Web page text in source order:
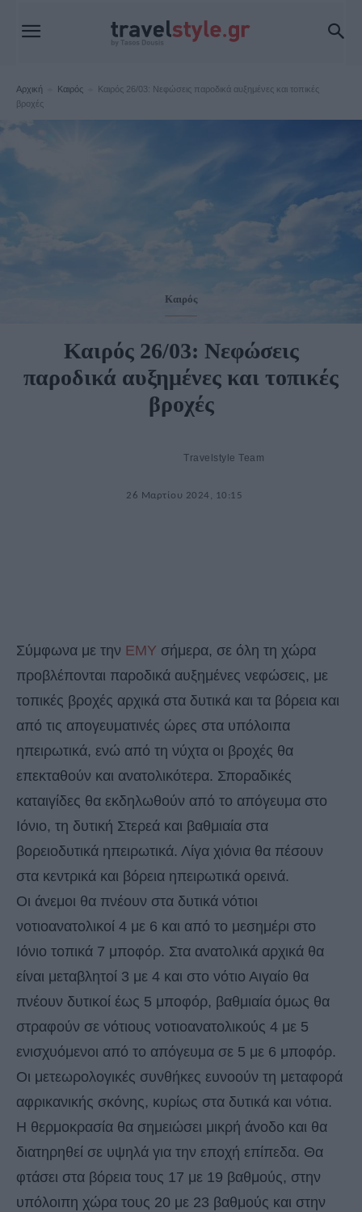
Αρχική Καιρός
Καιρός 26/03: Νεφώσεις παροδικά αυξημένες και τοπικές
βροχές
Καιρός
Καιρός 26/03: Νεφώσεις
παροδικά αυξημένες και τοπικές
βροχές
Travelstyle Team
26 Μαρτίου 2024, 10:15
Σύμφωνα με την ΕΜΥ σήμερα, σε όλη τη χώρα
προβλέπονται παροδικά αυξημένες νεφώσεις, με
τοπικές βροχές αρχικά στα δυτικά και τα βόρεια και
από τις απογευματινές ώρες στα υπόλοιπα
ηπειρωτικά, ενώ από τη νύχτα οι βροχές θα
επεκταθούν και ανατολικότερα. Σποραδικές
καταιγίδες θα εκδηλωθούν από το απόγευμα στο
Ιόνιο, τη δυτική Στερεά και βαθμιαία στα
βορειοδυτικά ηπειρωτικά. Λίγα χιόνια θα πέσουν
στα κεντρικά και βόρεια ηπειρωτικά ορεινά.
Οι άνεμοι θα πνέουν στα δυτικά νότιοι
νοτιοανατολικοί 4 με 6 και από το μεσημέρι στο
Ιόνιο τοπικά 7 μποφόρ. Στα ανατολικά αρχικά θα
είναι μεταβλητοί 3 με 4 και στο νότιο Αιγαίο θα
πνέουν δυτικοί έως 5 μποφόρ, βαθμιαία όμως θα
στραφούν σε νότιους νοτιοανατολικούς 4 με 5
ενισχυόμενοι από το απόγευμα σε 5 με 6 μποφόρ.
Οι μετεωρολογικές συνθήκες ευνοούν τη μεταφορά
αφρικανικής σκόνης, κυρίως στα δυτικά και νότια.
Η θερμοκρασία θα σημειώσει μικρή άνοδο και θα
διατηρηθεί σε υψηλά για την εποχή επίπεδα. Θα
φτάσει στα βόρεια τους 17 με 19 βαθμούς, στην
υπόλοιπη χώρα τους 20 με 23 βαθμούς και στην